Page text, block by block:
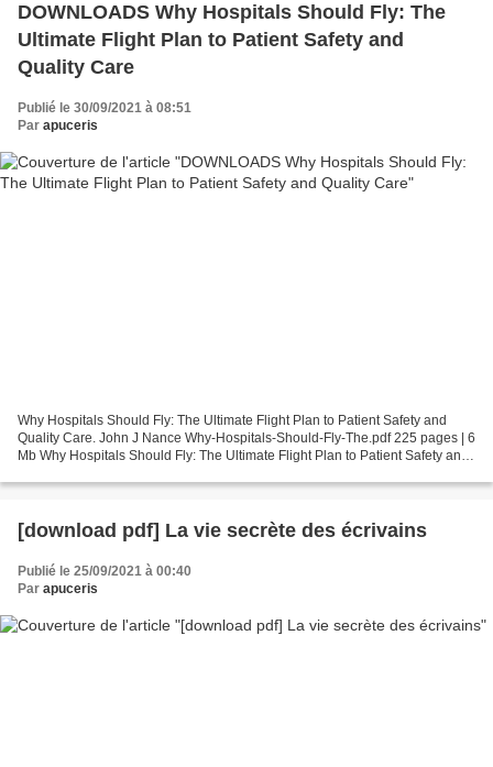
DOWNLOADS Why Hospitals Should Fly: The
Ultimate Flight Plan to Patient Safety and
Quality Care
Publié le 30/09/2021 à 08:51
Par apuceris
Why Hospitals Should Fly: The Ultimate Flight Plan to Patient Safety and
Quality Care. John J Nance Why-Hospitals-Should-Fly-The.pdf 225 pages | 6
Mb Why Hospitals Should Fly: The Ultimate Flight Plan to Patient Safety and
[download pdf] La vie secrète des écrivains
Publié le 25/09/2021 à 00:40
Par apuceris